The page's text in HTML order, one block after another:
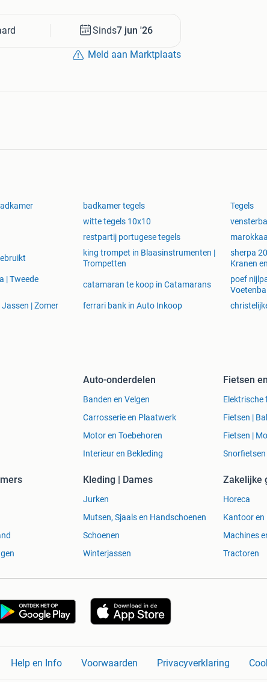
Sinds7 jun '26
Meld aan Marktplaats
badkamer tegels
Tegels
witte tegels 10x10
restpartij portugese tegels
king trompet in Blaasinstrumenten |
Trompetten
sherpa
Kranen
| Tweede
catamaran te koop in Catamarans
poef
| Zomer ferrari bank in Auto Inkoop
Auto-onderdelen
Banden en Velgen
Carrosserie en Plaatwerk
Motor en Toebehoren
Interieur en Bekleding
Fietsen
Elektrische
Fietsen |
Fietsen |
Kleding | Dames
Jurken
Mutsen, Sjaals en Handschoenen
Schoenen
Winterjassen
Zakelijke
Horeca
Kantoor
Machines
Tractoren
Help en Info Voorwaarden Privacyverklaring